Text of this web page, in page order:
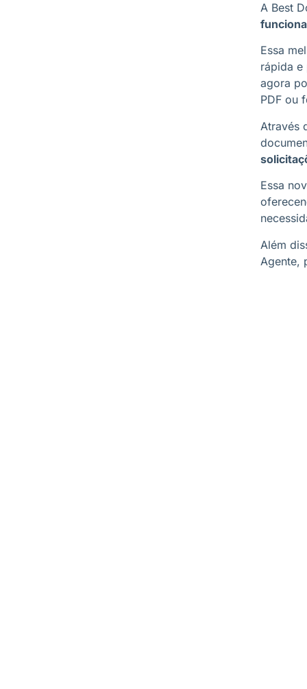
A Best
Essa
rápida e
agora
PDF ou
Através
Essa
Além
Agente,